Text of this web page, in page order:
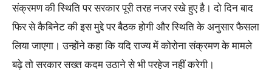
संक्रमण की स्थिति पर सरकार पूरी तरह नजर रखे हुए है। दो दिन बाद
फिर से कैबिनेट की इस मुद्दे पर बैठक होगी और स्थिति के अनुसार फैसला
लिया जाएगा। उन्होंने कहा कि यदि राज्य में कोरोना संक्रमण के मामले
बढ़े तो सरकार सख्त कदम उठाने से भी परहेज नहीं करेगी।